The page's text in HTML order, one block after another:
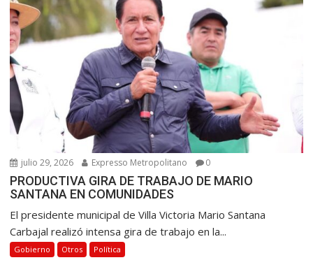
julio 29, 2026 Expresso Metropolitano 0
PRODUCTIVA GIRA DE TRABAJO DE MARIO
SANTANA EN COMUNIDADES
El presidente municipal de Villa Victoria Mario Santana
Carbajal realizó intensa gira de trabajo en la...
Gobierno Otros Política